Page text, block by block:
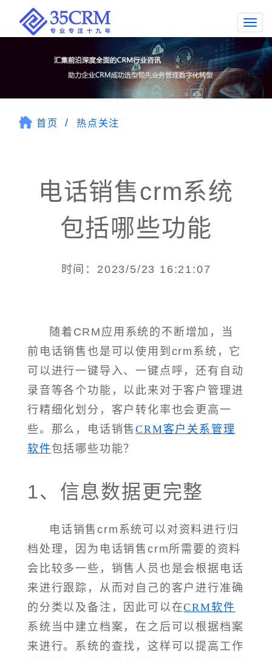
首页 热点关注
电话销售crm系统
包括哪些功能
时间：2023/5/23 16:21:07
随着CRM应用系统的不断增加，当
前电话销售也是可以使用到crm系统，它
可以进行一键导入、一键点呼，还有自动
录音等各个功能，以此来对于客户管理进
行精细化划分，客户转化率也会更高一
些。那么，电话销售CRM客户关系管理
软件包括哪些功能？
1、信息数据更完整
电话销售crm系统可以对资料进行归
档处理，因为电话销售crm所需要的资料
会比较多一些，销售人员也是会根据电话
来进行跟踪，从而对自己的客户进行准确
的分类以及备注，因此可以在CRM软件
系统当中建立档案，在之后可以根据档案
来进行。系统的查找，这样可以提高工作